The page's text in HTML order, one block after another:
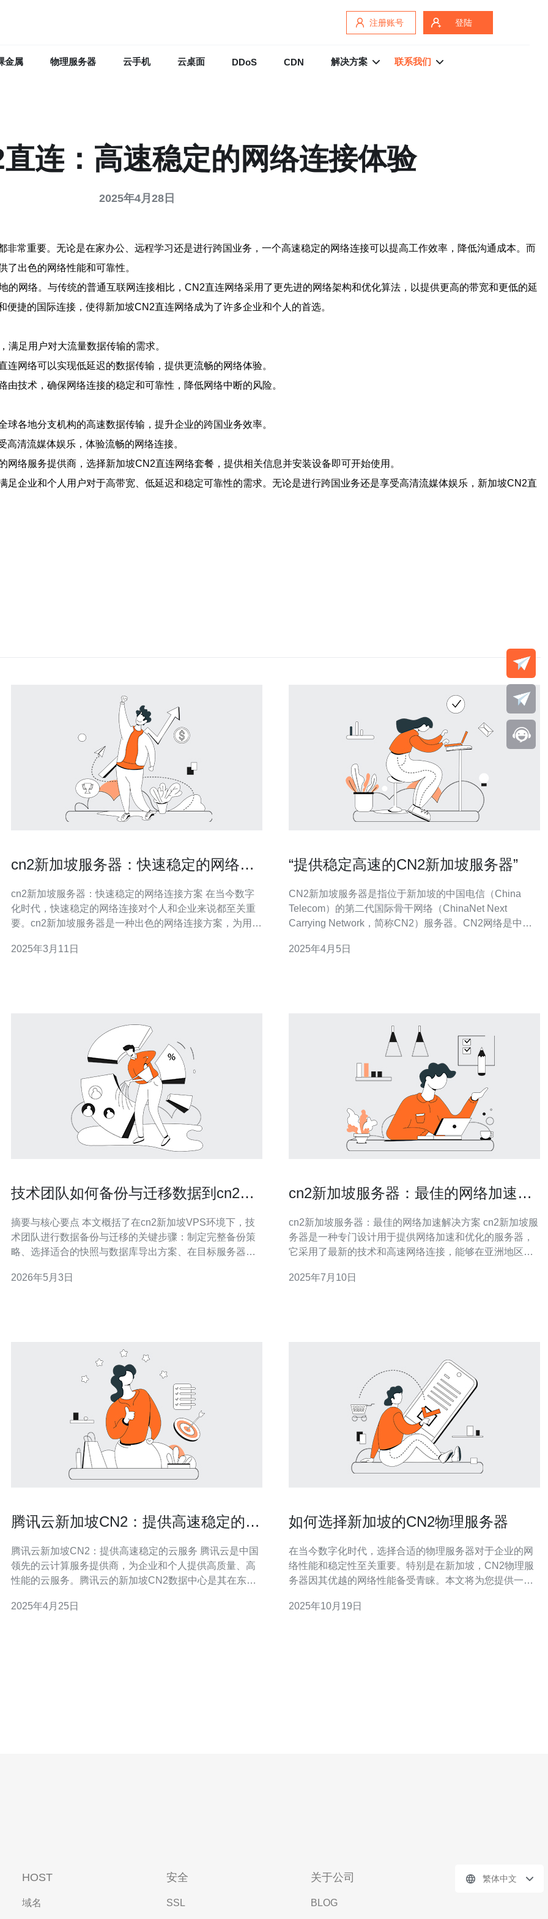
注册账号 登陆
金属 物理服务器 云手机 云桌面 DDoS CDN 解决方案 联系我们
连：高速稳定的网络连接体验
2025年4月28日
常重要。无论是在家办公、远程学习还是进行跨国业务，一个高速稳定的网络连接可以提高工作效率，降低沟通成本。而
出色的网络性能和可靠性。
网络。与传统的普通互联网连接相比，CN2直连网络采用了更先进的网络架构和优化算法，以提供更高的带宽和更低的延
捷的国际连接，使得新加坡CN2直连网络成为了许多企业和个人的首选。
足用户对大流量数据传输的需求。
网络可以实现低延迟的数据传输，提供更流畅的网络体验。
技术，确保网络连接的稳定和可靠性，降低网络中断的风险。
各地分支机构的高速数据传输，提升企业的跨国业务效率。
清流媒体娱乐，体验流畅的网络连接。
络服务提供商，选择新加坡CN2直连网络套餐，提供相关信息并安装设备即可开始使用。
企业和个人用户对于高带宽、低延迟和稳定可靠性的需求。无论是进行跨国业务还是享受高清流媒体娱乐，新加坡CN2直
cn2新加坡服务器：快速稳定的网络连
cn2新加坡服务器：快速稳定的网络连接方案 在当今数字
化时代，快速稳定的网络连接对个人和企业来说都至关重
要。cn2新加坡服务器是一种出色的网络连接方案，为用户
点、优势以及如何使用它来实现快速稳定的网络连接。
2025年3月11日
“提供稳定高速的CN2新加坡服务器”
CN2新加坡服务器是指位于新加坡的中国电信（China
Telecom）的第二代国际骨干网络（ChinaNet Next
Carrying Network，简称CN2）服务器。CN2网络是中国
具有优越的性能和稳定性。 选择CN2新加坡服务器有以下
2025年4月5日
技术团队如何备份与迁移数据到cn2新
摘要与核心要点 本文概括了在cn2新加坡VPS环境下，技
术团队进行数据备份与迁移的关键步骤：制定完整备份策
略、选择适合的快照与数据库导出方案、在目标服务器上
与DNS并配置CDN和DDoS防御。整个流程强调预演、回
2026年5月3日
cn2新加坡服务器：最佳的网络加速解
cn2新加坡服务器：最佳的网络加速解决方案 cn2新加坡服
务器是一种专门设计用于提供网络加速和优化的服务器，
它采用了最新的技术和高速网络连接，能够在亚洲地区提
优势： 快速的网络连接：cn2网络是亚洲地区最快速的网
2025年7月10日
腾讯云新加坡CN2：提供高速稳定的云
腾讯云新加坡CN2：提供高速稳定的云服务 腾讯云是中国
领先的云计算服务提供商，为企业和个人提供高质量、高
性能的云服务。腾讯云的新加坡CN2数据中心是其在东南
云新加坡CN2数据中心采用了优质的网络设备和技术，提
2025年4月25日
如何选择新加坡的CN2物理服务器
在当今数字化时代，选择合适的物理服务器对于企业的网
络性能和稳定性至关重要。特别是在新加坡，CN2物理服
务器因其优越的网络性能备受青睐。本文将为您提供一个
器。 以下是选择新加坡CN2物理服务器的步骤： 1. 了解
2025年10月19日
HOST
域名
安全
SSL
关于公司
BLOG
繁体中文